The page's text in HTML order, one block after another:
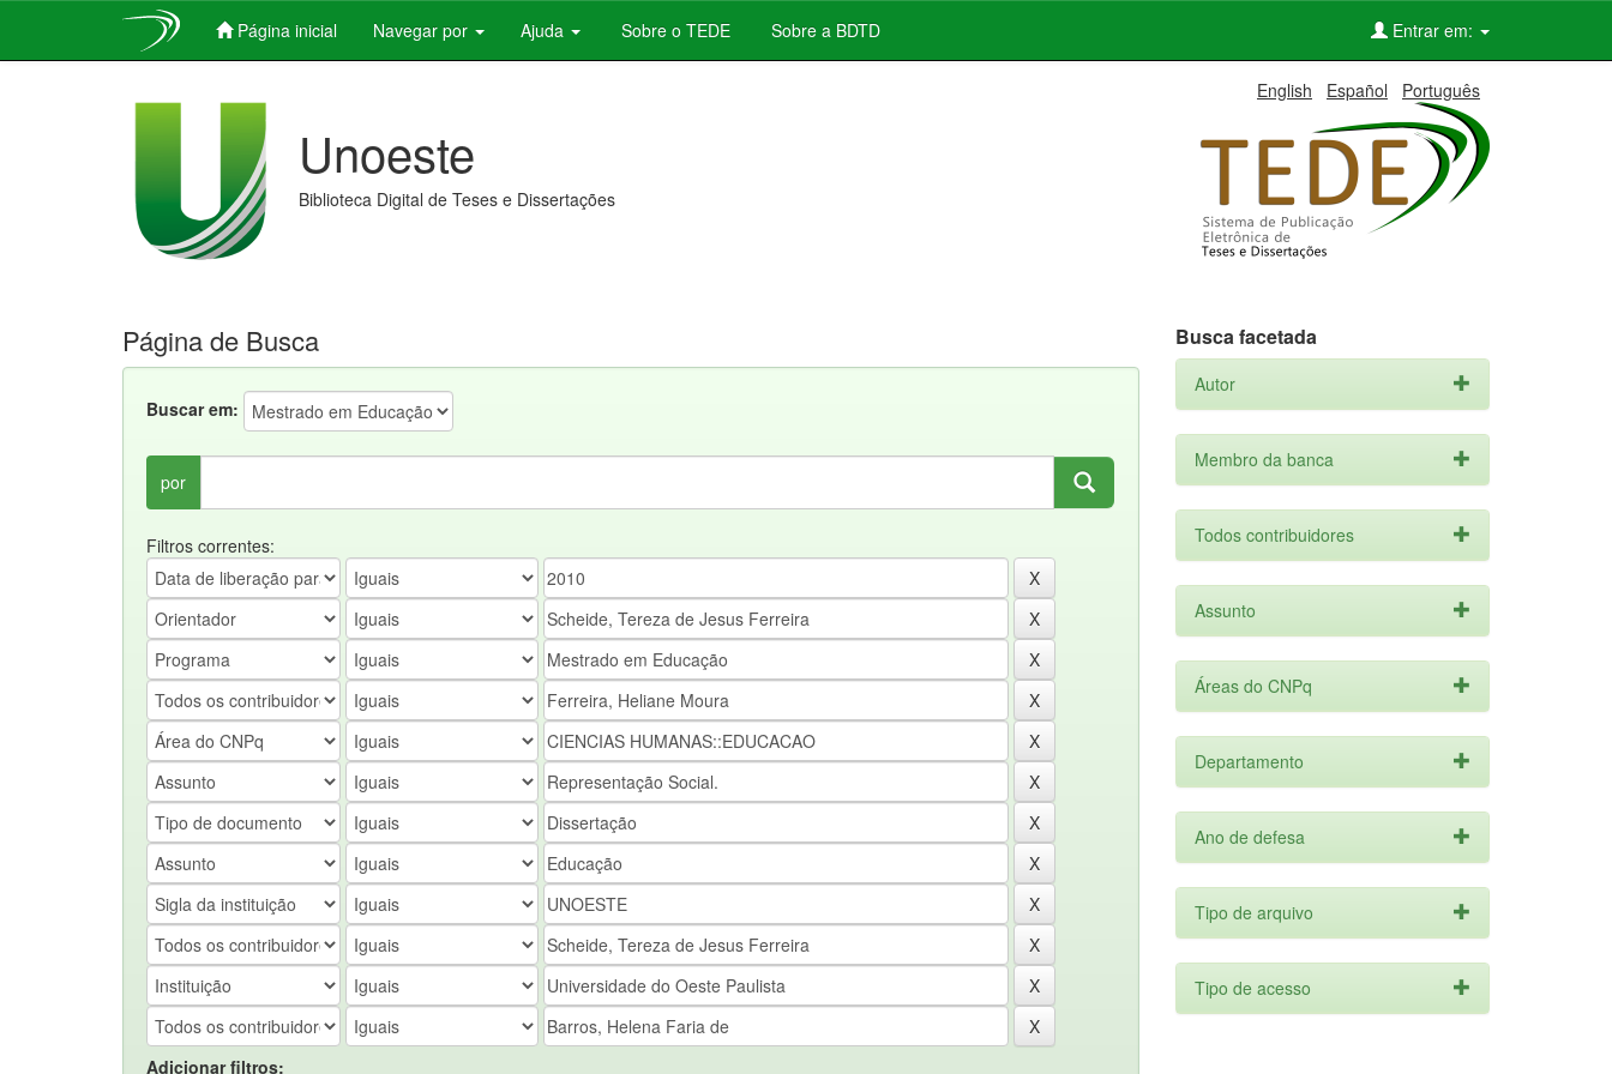
Página inicial Navegar por Ajuda Sobre o TEDE Sobre a BDTD Entrar em:
English Español Português
Unoeste
Biblioteca Digital de Teses e Dissertações
Página de Busca
Buscar em:
por
Filtros correntes:
Adicionar filtros:
Busca facetada
Autor
Membro da banca
Todos contribuidores
Assunto
Áreas do CNPq
Departamento
Ano de defesa
Tipo de arquivo
Tipo de acesso